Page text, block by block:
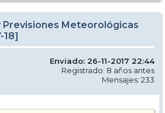
Previsiones Meteorológicas
18]
Enviado: 26-11-2017 22:44
Registrado: 8 años antes
Mensajes: 233